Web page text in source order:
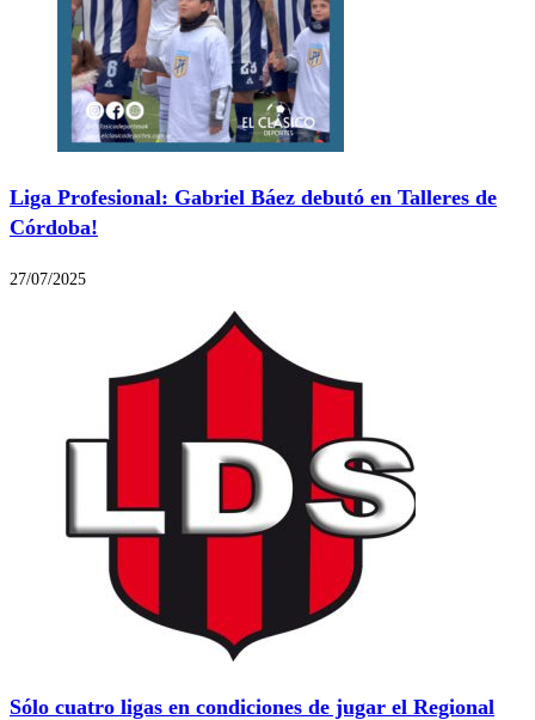
Liga Profesional: Gabriel Báez debutó en Talleres de
Córdoba!
27/07/2025
Sólo cuatro ligas en condiciones de jugar el Regional